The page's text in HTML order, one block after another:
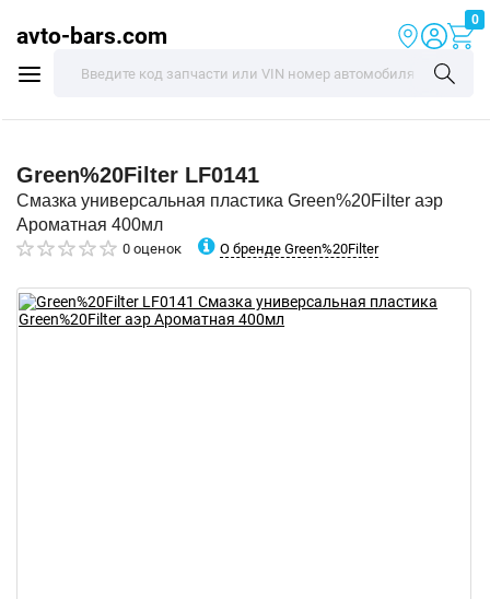
avto-bars.com
0
Green%20Filter LF0141
Смазка универсальная пластика Green%20Filter аэр
Ароматная 400мл
0 оценок О бренде Green%20Filter